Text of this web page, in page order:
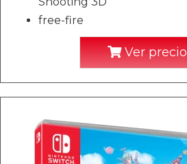
free-fire
Ver